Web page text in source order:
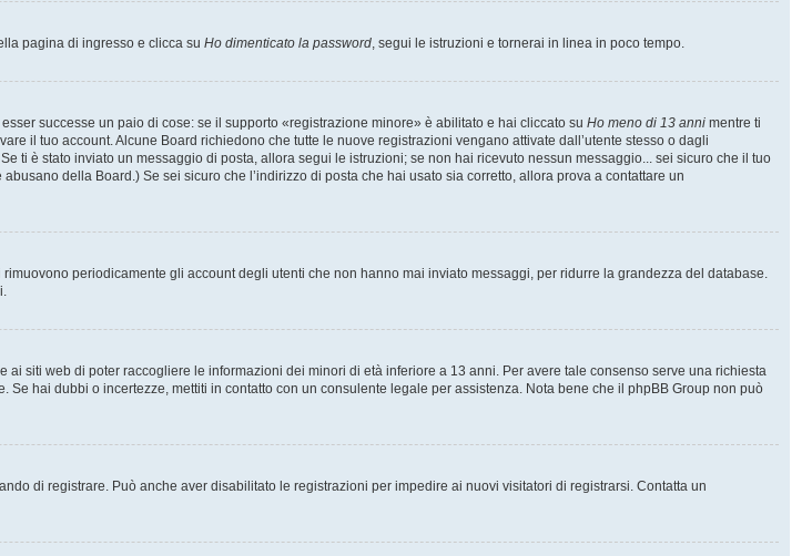
pagina di ingresso e clicca su Ho dimenticato la password, segui le istruzioni e tornerai in linea in poco tempo.
successe un paio di cose: se il supporto «registrazione minore» è abilitato e hai cliccato su Ho meno di 13 anni mentre ti
il tuo account. Alcune Board richiedono che tutte le nuove registrazioni vengano attivate dall’utente stesso o dagli
ti è stato inviato un messaggio di posta, allora segui le istruzioni; se non hai ricevuto nessun messaggio... sei sicuro che il tuo
della Board.) Se sei sicuro che l’indirizzo di posta che hai usato sia corretto, allora prova a contattare un
periodicamente gli account degli utenti che non hanno mai inviato messaggi, per ridurre la grandezza del database.
siti web di poter raccogliere le informazioni dei minori di età inferiore a 13 anni. Per avere tale consenso serve una richiesta
hai dubbi o incertezze, mettiti in contatto con un consulente legale per assistenza. Nota bene che il phpBB Group non può
di registrare. Può anche aver disabilitato le registrazioni per impedire ai nuovi visitatori di registrarsi. Contatta un